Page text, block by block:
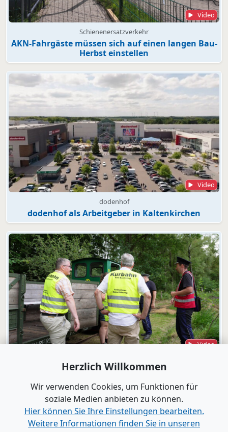
Video
Schienenersatzverkehr
AKN-Fahrgäste müssen sich auf einen langen Bau-
Herbst einstellen
Video
dodenhof
dodenhof als Arbeitgeber in Kaltenkirchen
Video
Bad Bramstedt
"Wir wollen die Moorbahn aus dem
Dornröschenschlaf wecken"
Alle Videos anzeigen
Herzlich Willkommen
Wir verwenden Cookies, um Funktionen für
soziale Medien anbieten zu können.
Hier können Sie Ihre Einstellungen bearbeiten.
Weitere Informationen finden Sie in unseren